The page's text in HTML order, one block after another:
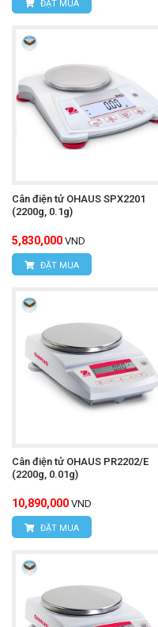
ĐẶT MUA
Cân điện tử OHAUS SPX2201
(2200g, 0.1g)
5,830,000 VND
ĐẶT MUA
Cân điện tử OHAUS PR2202/E
(2200g, 0.01g)
10,890,000 VND
ĐẶT MUA